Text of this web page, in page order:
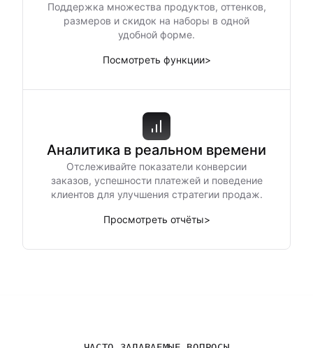
Поддержка множества продуктов, оттенков,
размеров и скидок на наборы в одной
удобной форме.
Посмотреть функции>
Аналитика в реальном времени
Отслеживайте показатели конверсии
заказов, успешности платежей и поведение
клиентов для улучшения стратегии продаж.
Просмотреть отчёты>